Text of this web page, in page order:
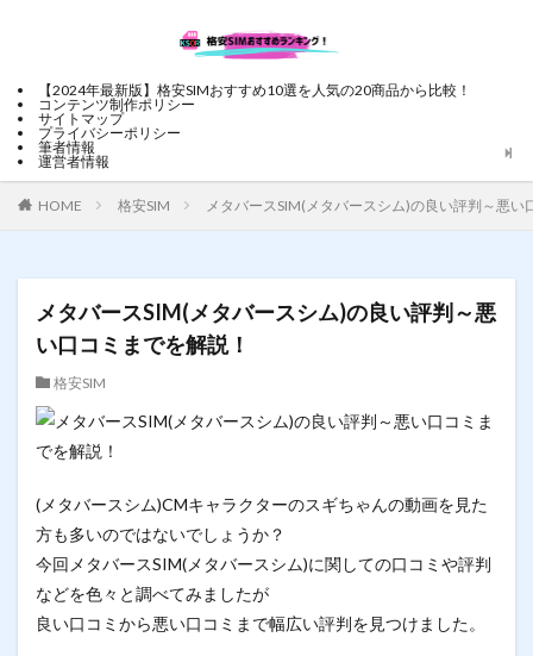
【2024年最新版】格安SIMおすすめ10選を人気の20商品から比較！
コンテンツ制作ポリシー
サイトマップ
プライバシーポリシー
筆者情報
運営者情報
HOME 格安SIM メタバースSIM(メタバースシム)の良い評判～悪い
メタバースSIM(メタバースシム)の良い評判～悪
い口コミまでを解説！
格安SIM
(メタバースシム)CMキャラクターのスギちゃんの動画を見た
方も多いのではないでしょうか？
今回メタバースSIM(メタバースシム)に関しての口コミや評判
などを色々と調べてみましたが
良い口コミから悪い口コミまで幅広い評判を見つけました。